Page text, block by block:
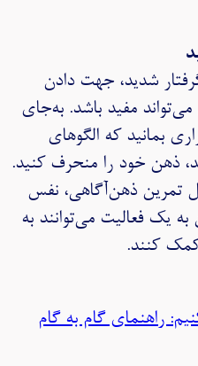
شدید، جهت دادن
مفید باشد. به‌جای
بمانید که الگوهای
ذهن خود را منحرف کنید.
تمرین ذهن‌آگاهی، نفس
یک فعالیت می‌توانند به
کنند.
راهنمای گام به گام